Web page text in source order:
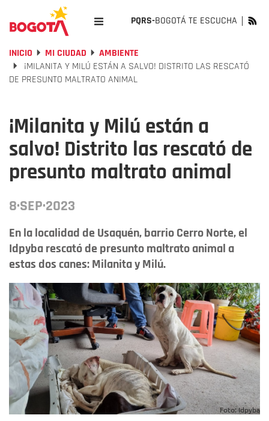
PQRS-BOGOTÁ TE ESCUCHA
INICIO MI CIUDAD
AMBIENTE
¡MILANITA Y MILÚ ESTÁN A SALVO! DISTRITO LAS RESCATÓ
DE PRESUNTO MALTRATO ANIMAL
¡Milanita y Milú están a
salvo! Distrito las rescató de
presunto maltrato animal
8·SEP·2023
En la localidad de Usaquén, barrio Cerro Norte, el
Idpyba rescató de presunto maltrato animal a
estas dos canes: Milanita y Milú.
Foto: Idpyba